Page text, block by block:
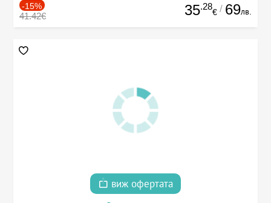
-15%
41.42€ 35.28
€ / 69лв.
виж офертата